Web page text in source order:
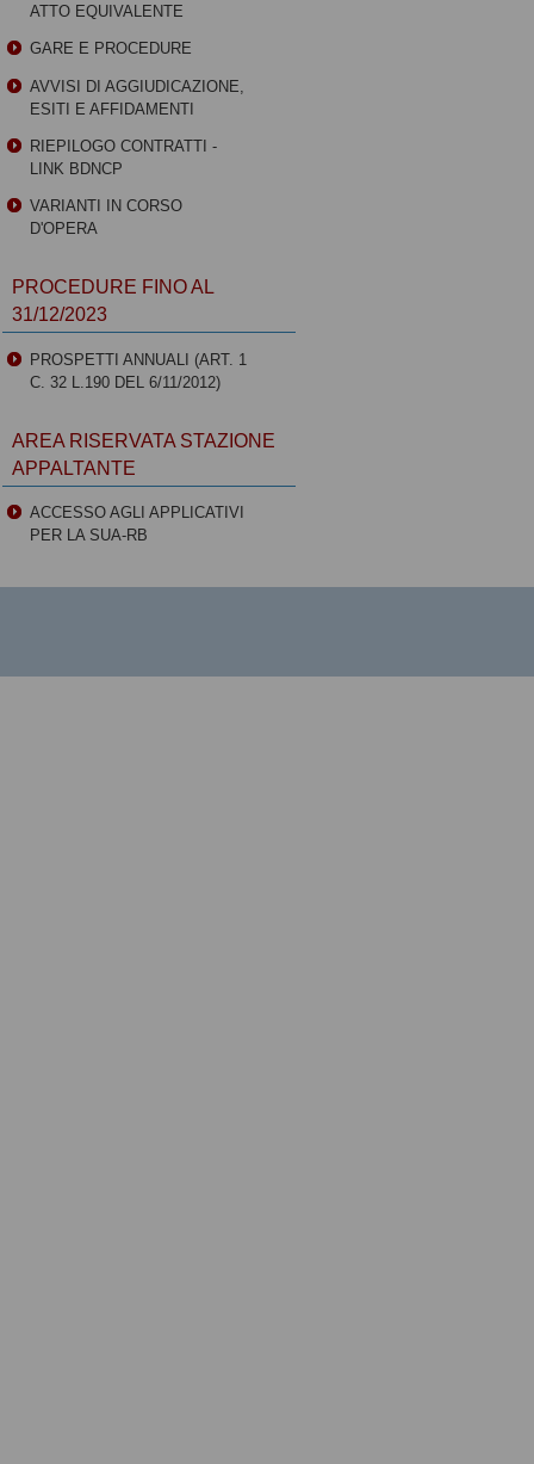
ATTO EQUIVALENTE
GARE E PROCEDURE
AVVISI DI AGGIUDICAZIONE,
ESITI E AFFIDAMENTI
RIEPILOGO CONTRATTI -
LINK BDNCP
VARIANTI IN CORSO
D'OPERA
PROCEDURE FINO AL
31/12/2023
PROSPETTI ANNUALI (ART. 1
C. 32 L.190 DEL 6/11/2012)
AREA RISERVATA STAZIONE
APPALTANTE
ACCESSO AGLI APPLICATIVI
PER LA SUA-RB